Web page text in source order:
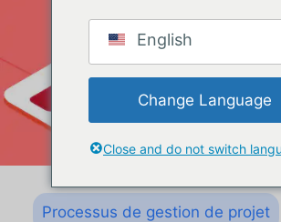
Processus de gestion de projet
English
Change Language
Close and do not switch